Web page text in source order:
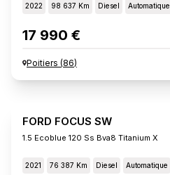
2022 98 637 Km Diesel Automatique
17 990 €
Poitiers (86)
FORD FOCUS SW
1.5 Ecoblue 120 Ss Bva8 Titanium X
2021 76 387 Km Diesel Automatique